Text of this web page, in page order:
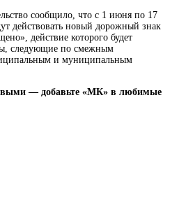
сообщило, что с 1 июня по 17
действовать новый дорожный знак
действие которого будет
следующие по смежным
и муниципальным
— добавьте «МК» в любимые